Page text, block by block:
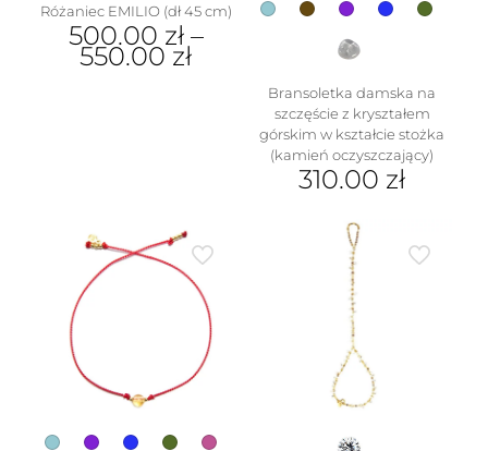
Różaniec EMILIO (dł 45 cm)
500.00 zł–
550.00 zł
wybrać
na
stronie
produktu
Bransoletka damska na
szczęście z kryształem
górskim w kształcie stożka
(kamień oczyszczający)
310.00 zł
produkt
ma
wiele
wariantów.
Opcje
można
wybrać
na
stronie
produktu